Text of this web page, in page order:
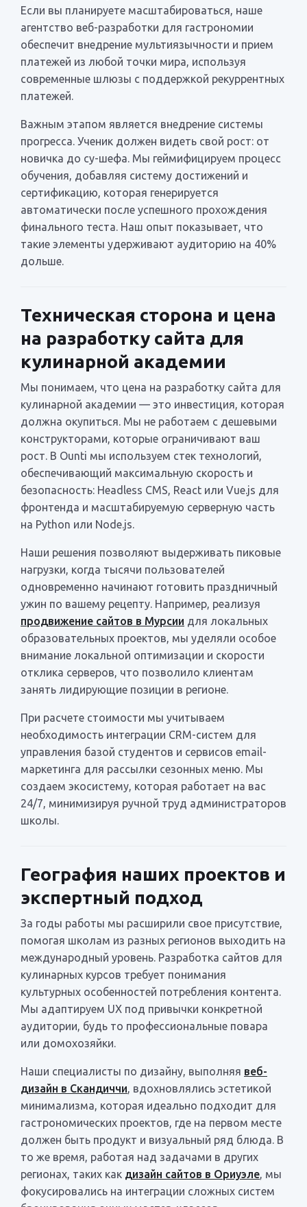
Если вы планируете масштабироваться, наше
агентство веб-разработки для гастрономии
обеспечит внедрение мультиязычности и прием
платежей из любой точки мира, используя
современные шлюзы с поддержкой рекуррентных
платежей.
Важным этапом является внедрение системы
прогресса. Ученик должен видеть свой рост: от
новичка до су-шефа. Мы геймифицируем процесс
обучения, добавляя систему достижений и
сертификацию, которая генерируется
автоматически после успешного прохождения
финального теста. Наш опыт показывает, что
такие элементы удерживают аудиторию на 40%
дольше.
Техническая сторона и цена
на разработку сайта для
кулинарной академии
Мы понимаем, что цена на разработку сайта для
кулинарной академии — это инвестиция, которая
должна окупиться. Мы не работаем с дешевыми
конструкторами, которые ограничивают ваш
рост. В Ounti мы используем стек технологий,
обеспечивающий максимальную скорость и
безопасность: Headless CMS, React или Vue.js для
фронтенда и масштабируемую серверную часть
на Python или Node.js.
Наши решения позволяют выдерживать пиковые
нагрузки, когда тысячи пользователей
одновременно начинают готовить праздничный
ужин по вашему рецепту. Например, реализуя
продвижение сайтов в Мурсии для локальных
образовательных проектов, мы уделяли особое
внимание локальной оптимизации и скорости
отклика серверов, что позволило клиентам
занять лидирующие позиции в регионе.
При расчете стоимости мы учитываем
необходимость интеграции CRM-систем для
управления базой студентов и сервисов email-
маркетинга для рассылки сезонных меню. Мы
создаем экосистему, которая работает на вас
24/7, минимизируя ручной труд администраторов
школы.
География наших проектов и
экспертный подход
За годы работы мы расширили свое присутствие,
помогая школам из разных регионов выходить на
международный уровень. Разработка сайтов для
кулинарных курсов требует понимания
культурных особенностей потребления контента.
Мы адаптируем UX под привычки конкретной
аудитории, будь то профессиональные повара
или домохозяйки.
Наши специалисты по дизайну, выполняя веб-
дизайн в Скандиччи, вдохновлялись эстетикой
минимализма, которая идеально подходит для
гастрономических проектов, где на первом месте
должен быть продукт и визуальный ряд блюда. В
то же время, работая над задачами в других
регионах, таких как дизайн сайтов в Ориуэле, мы
фокусировались на интеграции сложных систем